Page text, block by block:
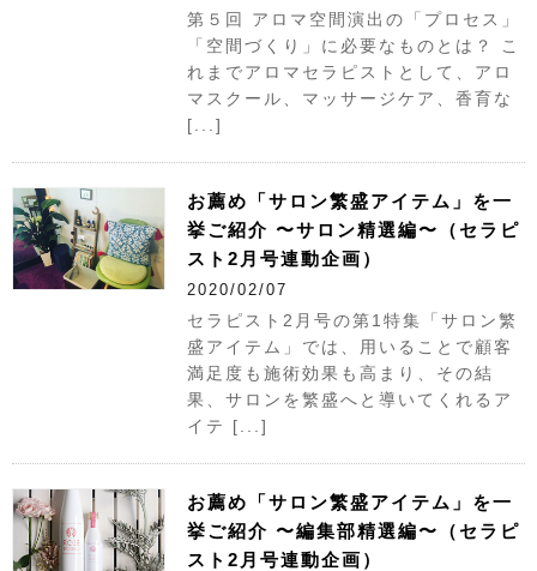
第５回 アロマ空間演出の「プロセス」
「空間づくり」に必要なものとは？ こ
れまでアロマセラピストとして、アロ
マスクール、マッサージケア、香育な
[...]
お薦め「サロン繁盛アイテム」を一
挙ご紹介 〜サロン精選編〜（セラピ
スト2月号連動企画）
2020/02/07
セラピスト2月号の第1特集「サロン繁
盛アイテム」では、用いることで顧客
満足度も施術効果も高まり、その結
果、サロンを繁盛へと導いてくれるア
イテ [...]
お薦め「サロン繁盛アイテム」を一
挙ご紹介 〜編集部精選編〜（セラピ
スト2月号連動企画）